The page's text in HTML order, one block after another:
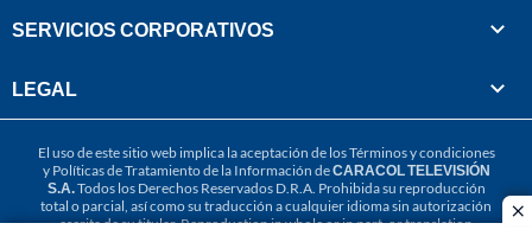
SERVICIOS CORPORATIVOS
LEGAL
El uso de este sitio web implica la aceptación de losTérminos y condiciones
y Políticas de Tratamiento de la Información deCARACOL TELEVISIÓN
S.A.Todos los Derechos Reservados D.R.A. Prohibida su reproducción
total o parcial, así como su traducción a cualquier idioma sin autorización
escrita de su titular. Reproduction in whole or in part, or translation